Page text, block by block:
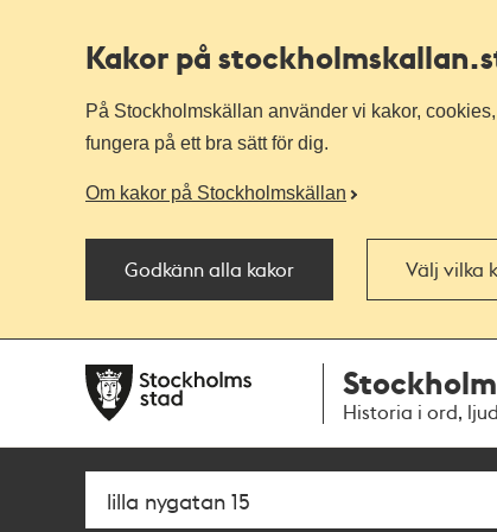
Kakor på stockholmskallan
På Stockholmskällan använder vi kakor,
fungera på ett bra sätt för dig.
Om kakor på Stockholmskällan
Godkänn alla kakor Välj vilka
navigationen
huvudinnehållet
Historia i ord,
Sök